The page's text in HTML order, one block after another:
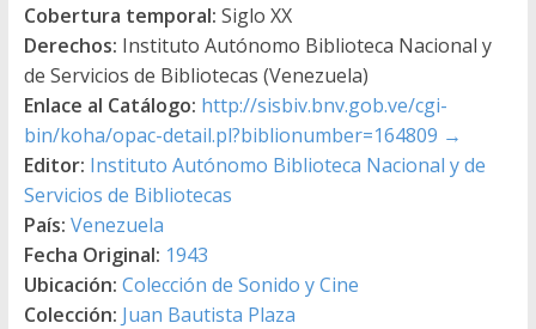
Cobertura temporal: Siglo XX
Derechos: Instituto Autónomo Biblioteca Nacional y
de Servicios de Bibliotecas (Venezuela)
Enlace al Catálogo: http://sisbiv.bnv.gob.ve/cgi-
bin/koha/opac-detail.pl?biblionumber=164809 →
Editor: Instituto Autónomo Biblioteca Nacional y de
Servicios de Bibliotecas
País: Venezuela
Fecha Original: 1943
Ubicación: Colección de Sonido y Cine
Colección: Juan Bautista Plaza